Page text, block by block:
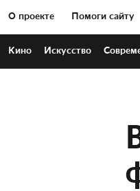
О проекте Помоги сайту
Кино Искусство